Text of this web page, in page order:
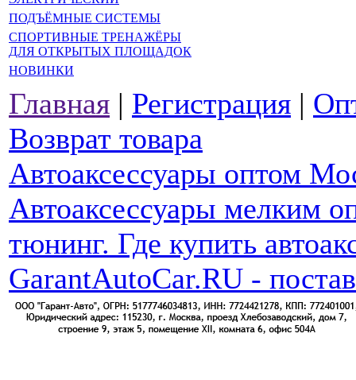
ПОДЪЁМНЫЕ СИСТЕМЫ
СПОРТИВНЫЕ ТРЕНАЖЁРЫ
ДЛЯ ОТКРЫТЫХ ПЛОЩАДОК
НОВИНКИ
Главная | Регистрация |
Возврат товара
Автоаксессуары оптом
Автоаксессуары мелким
тюнинг. Где купить
GarantAutoCar.RU -